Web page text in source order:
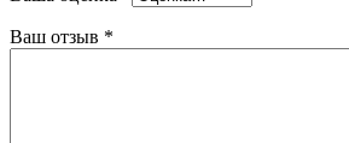
Ваш отзыв *